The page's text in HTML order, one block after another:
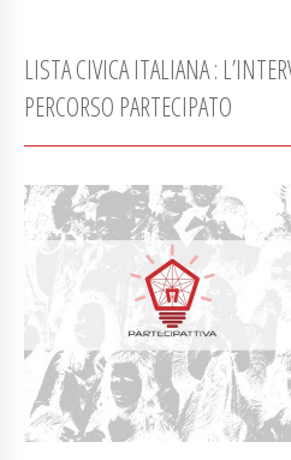
LISTA CIVICA ITALIANA :
PERCORSO PARTECIPATO